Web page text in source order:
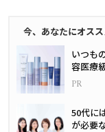
今、あなたにオスス
いつも
容医療
50代に
が必要